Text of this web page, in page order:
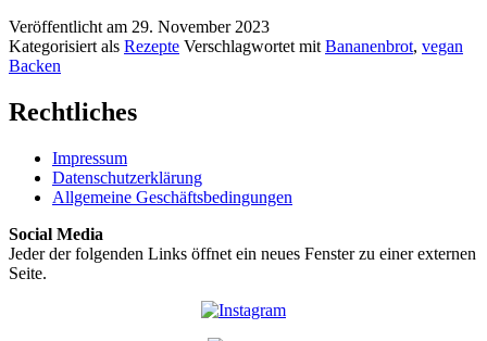
Veröffentlicht am 29. November 2023
Kategorisiert als Rezepte Verschlagwortet mit Bananenbrot, vegan
Backen
Rechtliches
Impressum
Datenschutzerklärung
Allgemeine Geschäftsbedingungen
Social Media
Jeder der folgenden Links öffnet ein neues Fenster zu einer externen
Seite.